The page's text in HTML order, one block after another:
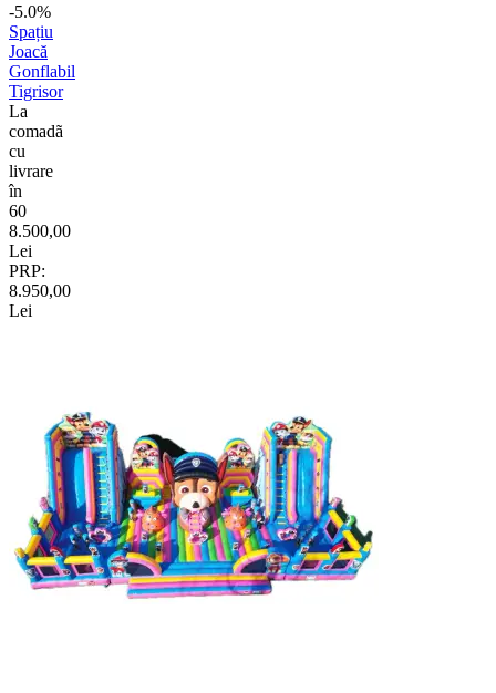
-5.0%
Spațiu
Joacă
Gonflabil
Tigrisor
La
comadã
cu
livrare
în
60
8.500,00
Lei
PRP:
8.950,00
Lei